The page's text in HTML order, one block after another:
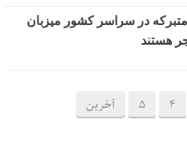
متبرکه در سراسر کشور میزبان
هستند
4
5 آخرین